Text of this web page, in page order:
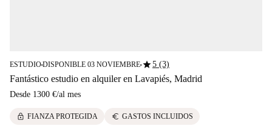
ESTUDIO■DISPONIBLE 03 NOVIEMBRE■star5 (3)
Fantástico estudio en alquiler en Lavapiés, Madrid
Desde 1300 €/al mes
lock FIANZA PROTEGIDA euro GASTOS INCLUIDOS